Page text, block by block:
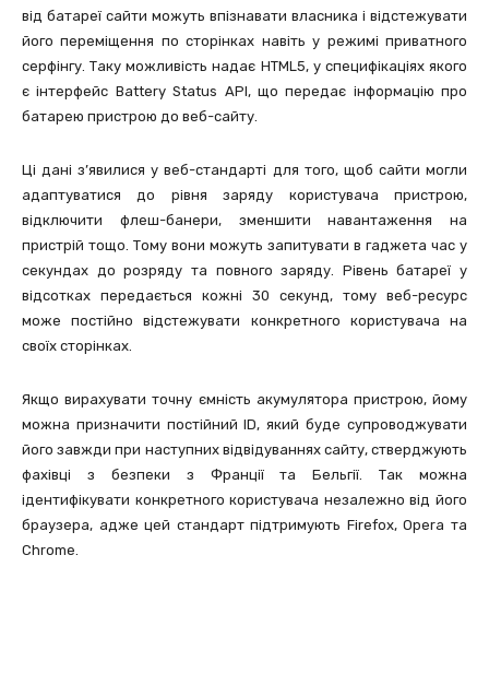
від батареї сайти можуть впізнавати власника і відстежувати
його переміщення по сторінках навіть у режимі приватного
серфінгу. Таку можливість надає HTML5, у специфікаціях якого
є інтерфейс Battery Status API, що передає інформацію про
батарею пристрою до веб-сайту.
Ці дані з’явилися у веб-стандарті для того, щоб сайти могли
адаптуватися до рівня заряду користувача пристрою,
відключити флеш-банери, зменшити навантаження на
пристрій тощо. Тому вони можуть запитувати в гаджета час у
секундах до розряду та повного заряду. Рівень батареї у
відсотках передається кожні 30 секунд, тому веб-ресурс
може постійно відстежувати конкретного користувача на
своїх сторінках.
Якщо вирахувати точну ємність акумулятора пристрою, йому
можна призначити постійний ID, який буде супроводжувати
його завжди при наступних відвідуваннях сайту, стверджують
фахівці з безпеки з Франції та Бельгії. Так можна
ідентифікувати конкретного користувача незалежно від його
браузера, адже цей стандарт підтримують Firefox, Opera та
Chrome.